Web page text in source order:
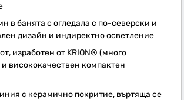
в банята с огледала с по-северски и
дизайн и индиректно осветление
изработен от KRION® (много
висококачествен компактен
с керамично покритие, въртяща се